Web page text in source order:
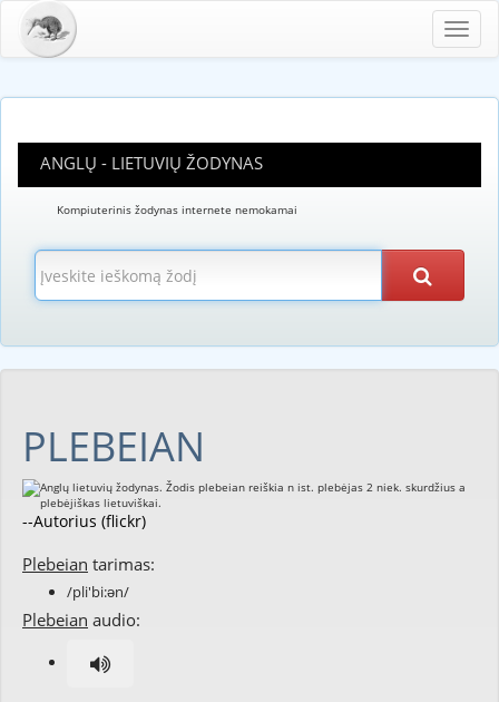
ANGLŲ - LIETUVIŲ ŽODYNAS
Kompiuterinis žodynas internete nemokamai
PLEBEIAN
--Autorius (flickr)
Plebeian tarimas:
/pli'bi:ən/
Plebeian audio: